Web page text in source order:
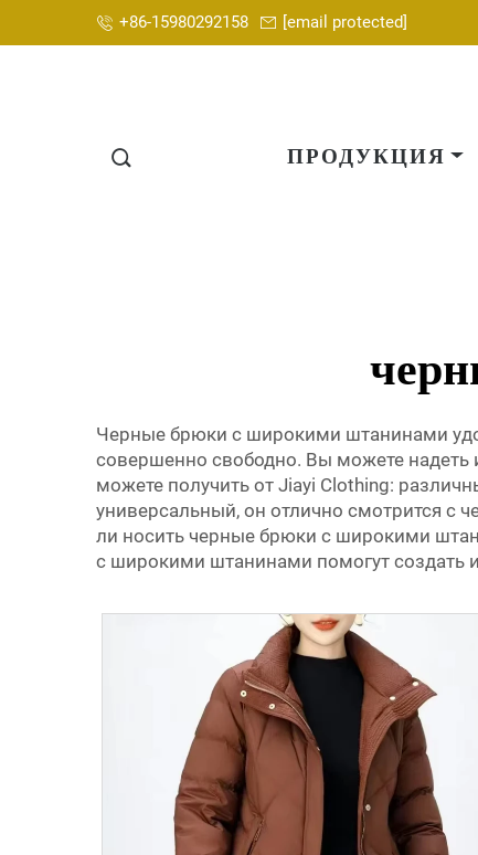
+86-15980292158 [email protected]
ПРОДУКЦИЯ
Черные брюки с широкими штанинами
совершенно свободно. Вы можете надеть
можете получить от Jiayi Clothing:
универсальный, он отлично смотрится с
ли носить черные брюки с широкими
с широкими штанинами помогут создать